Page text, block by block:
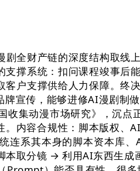
财产链的深度结构取线
撑系统：扣问课程竣事
户支撑供给人力保障。终
宣传，能够进修AI漫剧
集动漫市场研究》，沉
内容合规性：脚本版权
连系其本身的脚本资本库
取分镜 → 利用AI东西生